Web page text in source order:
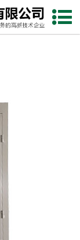
台
系统
器